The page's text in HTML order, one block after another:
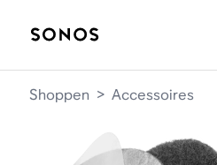
Shoppen > Accessoires